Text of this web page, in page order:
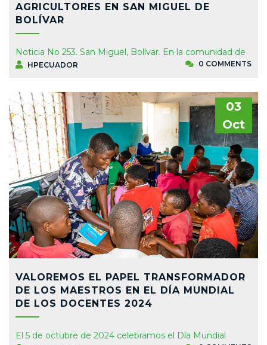
AGRICULTORES EN SAN MIGUEL DE
BOLÍVAR
Noticia No 253. San Miguel, Bolívar. En la comunidad de
HPECUADOR 0 COMMENTS
03
Oct
VALOREMOS EL PAPEL TRANSFORMADOR
DE LOS MAESTROS EN EL DÍA MUNDIAL
DE LOS DOCENTES 2024
El 5 de octubre de 2024 celebramos el Día Mundial